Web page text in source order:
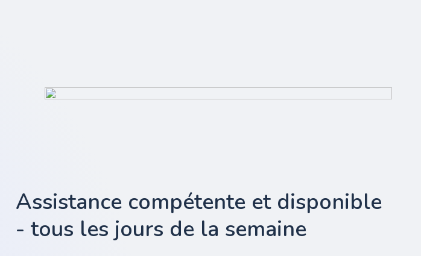
Assistance compétente et disponible
- tous les jours de la semaine